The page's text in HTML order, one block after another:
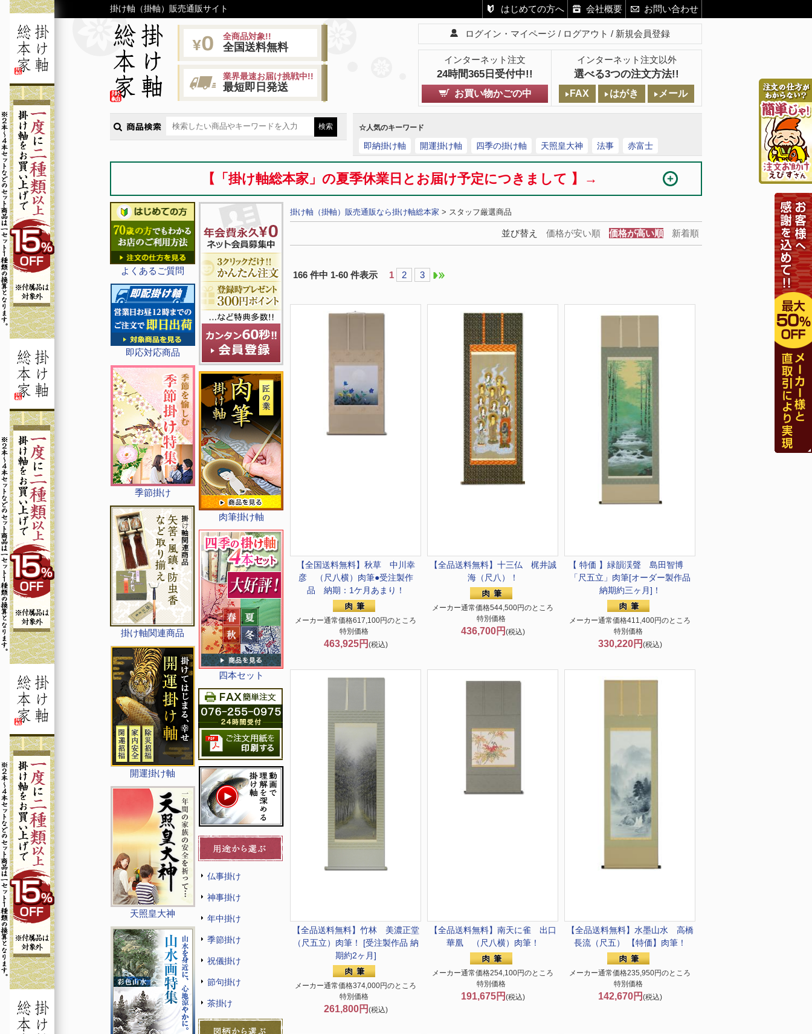
掛け軸（掛軸）販売通販サイト はじめての方へ 会社概要 お問い合わせ
全商品対象!!
全国送料無料
業界最速お届け挑戦中!!
最短即日発送
ログイン・マイページ ログアウト 新規会員登録
インターネット注文
24時間365日受付中!!
インターネット注文以外
選べる3つの注文方法!!
お買い物かごの中 FAX はがき メール
☆人気のキーワード
即納掛け軸 開運掛け軸 四季の掛け軸 天照皇大神 法事 赤富士
【「掛け軸総本家」の夏季休業日とお届け予定につきまして 】→
よくあるご質問
即応対応商品
季節掛け
掛け軸関連商品
開運掛け軸
天照皇大神
肉筆掛け軸
四本セット
仏事掛け
神事掛け
年中掛け
季節掛け
祝儀掛け
節句掛け
茶掛け
掛け軸（掛軸）販売通販なら掛け軸総本家 > スタッフ厳選商品
並び替え 価格が安い順 価格が高い順 新着順
166 件中 1-60 件表示 1 2 3
【全国送料無料】 秋草 中川幸
彦 （尺八横）肉筆●受注製作
品 納期：1ケ月あまり！
メーカー通常価格617,100円のところ
特別価格
463,925円 (税込)
【全品送料無料】 十三仏 梶井誠
海（尺八）！
メーカー通常価格544,500円のところ
特別価格
436,700円 (税込)
【 特価 】緑韻渓聲 島田智博
「尺五立」肉筆[オーダー製作品
納期約三ヶ月]！
メーカー通常価格411,400円のところ
特別価格
330,220円 (税込)
【全品送料無料】 竹林 美濃正堂
（尺五立）肉筆！ [受注製作品 納
期約2ヶ月]
メーカー通常価格374,000円のところ
特別価格
261,800円 (税込)
【全品送料無料】 南天に雀 出口
華凰 （尺八横）肉筆！
メーカー通常価格254,100円のところ
特別価格
191,675円 (税込)
【全品送料無料】 水墨山水 高橋
長流（尺五） 【特価】肉筆！
メーカー通常価格235,950円のところ
特別価格
142,670円 (税込)